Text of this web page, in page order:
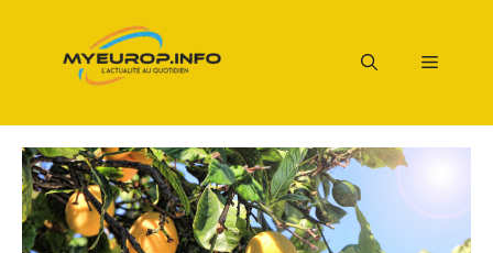
contenu
Menu